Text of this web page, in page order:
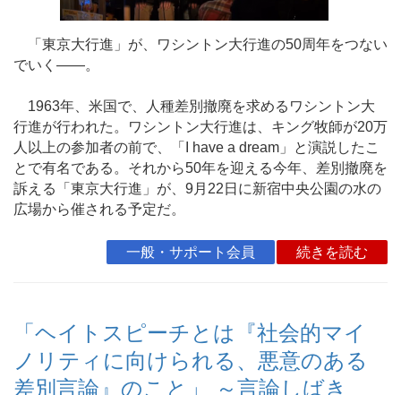
「東京大行進」が、ワシントン大行進の50周年をつない
でいく――。
1963年、米国で、人種差別撤廃を求めるワシントン大
行進が行われた。ワシントン大行進は、キング牧師が20万
人以上の参加者の前で、「I have a dream」と演説したこ
とで有名である。それから50年を迎える今年、差別撤廃を
訴える「東京大行進」が、9月22日に新宿中央公園の水の
広場から催される予定だ。
一般・サポート会員 続きを読む
「ヘイトスピーチとは『社会的マイ
ノリティに向けられる、悪意のある
差別言論』のこと」 ～言論しばき